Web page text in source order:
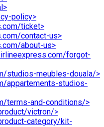
policy>
ticket>
contact-us>
about-us>
forgot-
studios-meubles-douala/>
appartements-studios-
terms-and-conditions/>
victron/>
category/kit-